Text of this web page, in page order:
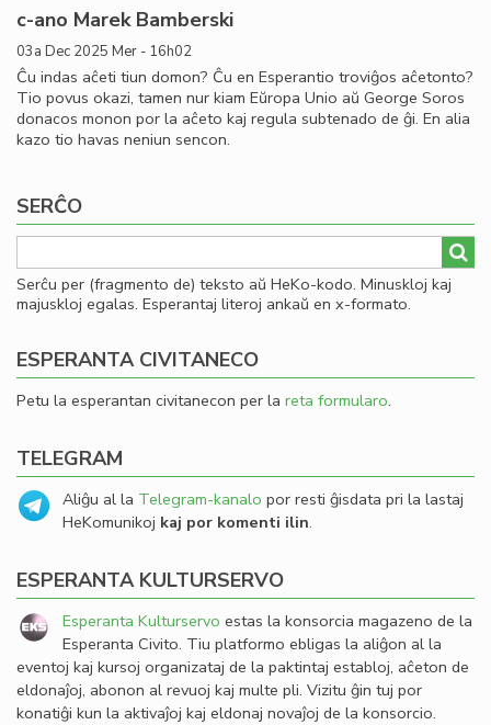
c-ano Marek Bamberski
03a Dec 2025 Mer - 16h02
Ĉu indas aĉeti tiun domon? Ĉu en Esperantio troviĝos aĉetonto?
Tio povus okazi, tamen nur kiam Eŭropa Unio aŭ George Soros
donacos monon por la aĉeto kaj regula subtenado de ĝi. En alia
kazo tio havas neniun sencon.
SERĈO
Serĉu per (fragmento de) teksto aŭ HeKo-kodo. Minuskloj kaj
majuskloj egalas. Esperantaj literoj ankaŭ en x-formato.
ESPERANTA CIVITANECO
Petu la esperantan civitanecon per la reta formularo.
TELEGRAM
Aliĝu al la Telegram-kanalo por resti ĝisdata pri la lastaj
HeKomunikoj kaj por komenti ilin.
ESPERANTA KULTURSERVO
Esperanta Kulturservo estas la konsorcia magazeno de la
Esperanta Civito. Tiu platformo ebligas la aliĝon al la
eventoj kaj kursoj organizataj de la paktintaj establoj, aĉeton de
eldonaĵoj, abonon al revuoj kaj multe pli. Vizitu ĝin tuj por
konatiĝi kun la aktivaĵoj kaj eldonaj novaĵoj de la konsorcio.